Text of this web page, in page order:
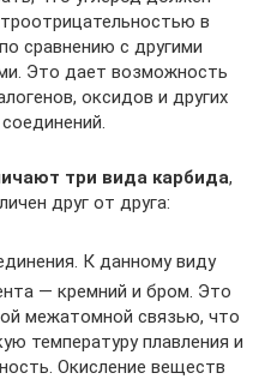
в
сравнению с другими
Это дает возможность
оксидов и других
три вида карбида,
друг от друга:
К данному виду
— кремний и бром. Это
межатомной связью, что
температуру плавления и
Окисление веществ